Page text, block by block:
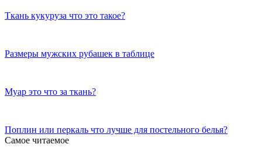
Ткань кукуруза что это такое?
Размеры мужских рубашек в таблице
Муар это что за ткань?
Поплин или перкаль что лучше для постельного белья?
Самое читаемое